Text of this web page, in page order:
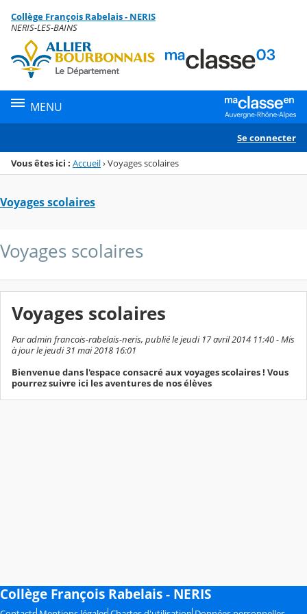
Menu de la rubrique
Contenu
Collège François Rabelais - NERIS
NERIS-LES-BAINS
MENU
Se connecter
Vous êtes ici : Accueil›Voyages scolaires
Voyages scolaires
Voyages scolaires
Voyages scolaires
Par admin francois-rabelais-neris, publié le jeudi 17 avril 2014 11:40 - Mis
à jour le jeudi 31 mai 2018 16:01
Bienvenue dans l'espace consacré aux voyages scolaires ! Vous
pourrez suivre ici les aventures de nos élèves
Collège François Rabelais - NERIS